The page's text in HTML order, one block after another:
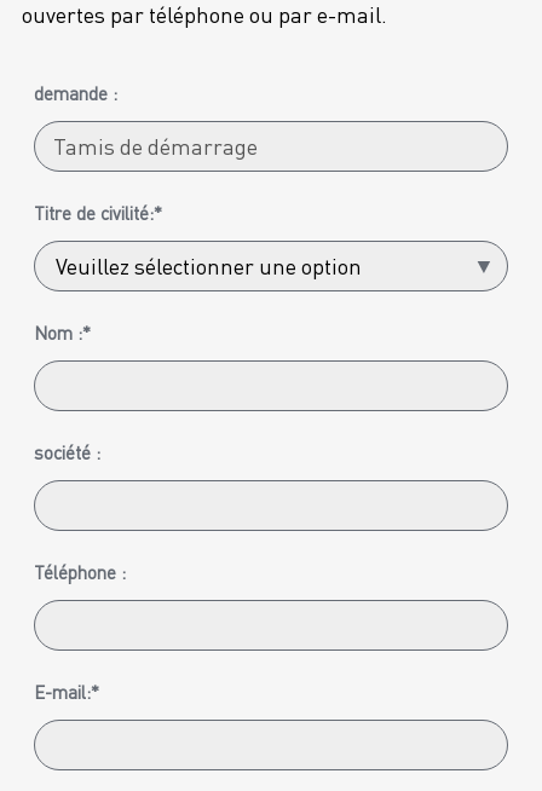
ouvertes par téléphone ou par e-mail.
demande :
Titre de civilité:*
Nom :*
société :
Téléphone :
E-mail:*